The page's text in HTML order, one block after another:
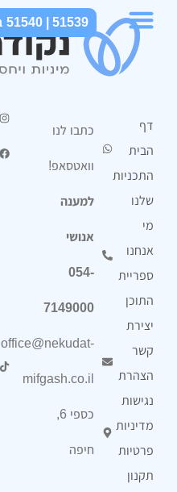
51539 | 51540 בגפ״ן
דף
הבית
התכניות
שלנו
מי
אנחנו
ספריית
התוכן
יצירת
קשר
הצהרת
נגישות
מדיניות
פרטיות
תקנון
כתבו לנו
וואטסאפ!
למענה
אנושי
054-
7149000
office@nekudat-
mifgash.co.il
כספי 6,
חיפה